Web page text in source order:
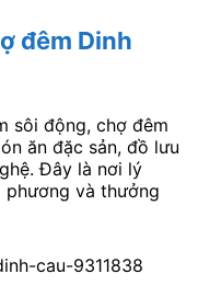
đêm Dinh
sôi động, chợ đêm
ăn đặc sản, đồ lưu
Đây là nơi lý
và thưởng